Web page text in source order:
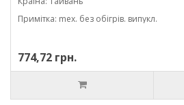
Примітка: mex. без обігрів. випукл.
774,72 грн.